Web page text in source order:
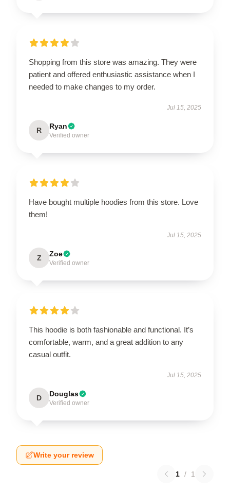
Shopping from this store was amazing. They were
patient and offered enthusiastic assistance when I
needed to make changes to my order.
Jul 15, 2025
R Ryan
Verified owner
Have bought multiple hoodies from this store. Love
them!
Jul 15, 2025
Z Zoe
Verified owner
This hoodie is both fashionable and functional. It’s
comfortable, warm, and a great addition to any
casual outfit.
Jul 15, 2025
D Douglas
Verified owner
Write your review
1 / 1